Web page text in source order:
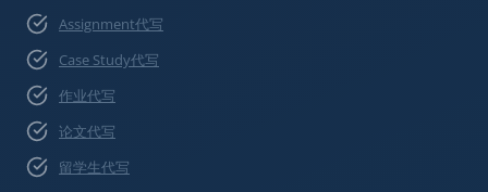
Assignment代写
Case Study代写
作业代写
论文代写
留学生代写